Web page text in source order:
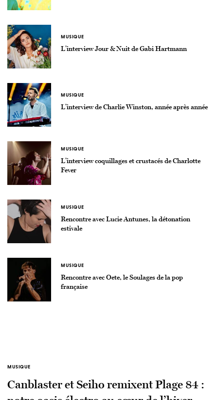
MUSIQUE
L’interview Jour & Nuit de Gabi Hartmann
MUSIQUE
L’interview de Charlie Winston, année après année
MUSIQUE
L’interview coquillages et crustacés de Charlotte
Fever
MUSIQUE
Rencontre avec Lucie Antunes, la détonation
estivale
MUSIQUE
Rencontre avec Oete, le Soulages de la pop
française
MUSIQUE
Canblaster et Seiho remixent Plage 84 :